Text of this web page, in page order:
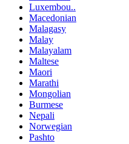
Luxembou..
Macedonian
Malagasy
Malay
Malayalam
Maltese
Maori
Marathi
Mongolian
Burmese
Nepali
Norwegian
Pashto